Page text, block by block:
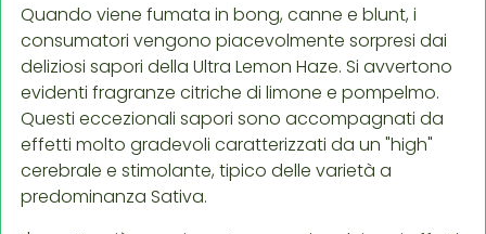
Quando viene fumata in bong, canne e blunt, i
consumatori vengono piacevolmente sorpresi dai
deliziosi sapori della Ultra Lemon Haze. Si avvertono
evidenti fragranze citriche di limone e pompelmo.
Questi eccezionali sapori sono accompagnati da
effetti molto gradevoli caratterizzati da un "high"
cerebrale e stimolante, tipico delle varietà a
predominanza Sativa.